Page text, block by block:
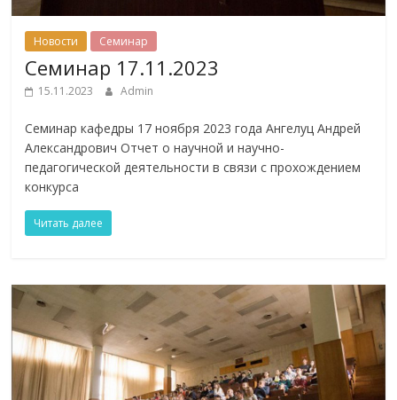
Новости Семинар
Семинар 17.11.2023
15.11.2023 Admin
Семинар кафедры 17 ноября 2023 года Ангелуц Андрей
Александрович Отчет о научной и научно-
педагогической деятельности в связи с прохождением
конкурса
Читать далее